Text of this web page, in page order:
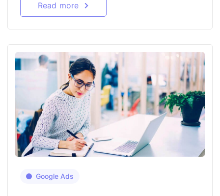
Read more
Google Ads